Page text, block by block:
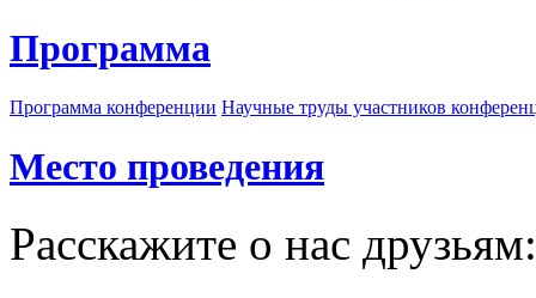
Программа
Программа конференции Научные труды участников
Место проведения
Расскажите о нас друзьям: